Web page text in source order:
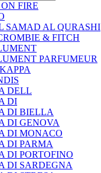
FIRE
SAMAD AL QURASHI
& FITCH
PARFUMEUR
DELL
DI
DI BIELLA
DI GENOVA
DI MONACO
DI PARMA
DI PORTOFINO
DI SARDEGNA